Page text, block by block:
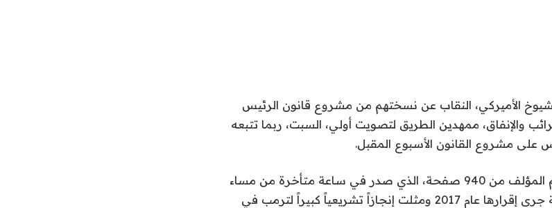
الأميركي، النقاب عن نسختهم من مشروع قانون الرئيس
والإنفاق، ممهدين الطريق لتصويت أولي، السبت، ربما تتبعه
على مشروع القانون الأسبوع المقبل.
ومن شأن مشروع القانون الضخم المؤلف من 940 صفحة، الذي صدر في ساعة متأخرة من مساء
الجمعة، تمديد تخفيضات ضريبية جرى إقرارها عام 2017 ومثلت إنجازاً تشريعياً كبيراً لترمب في